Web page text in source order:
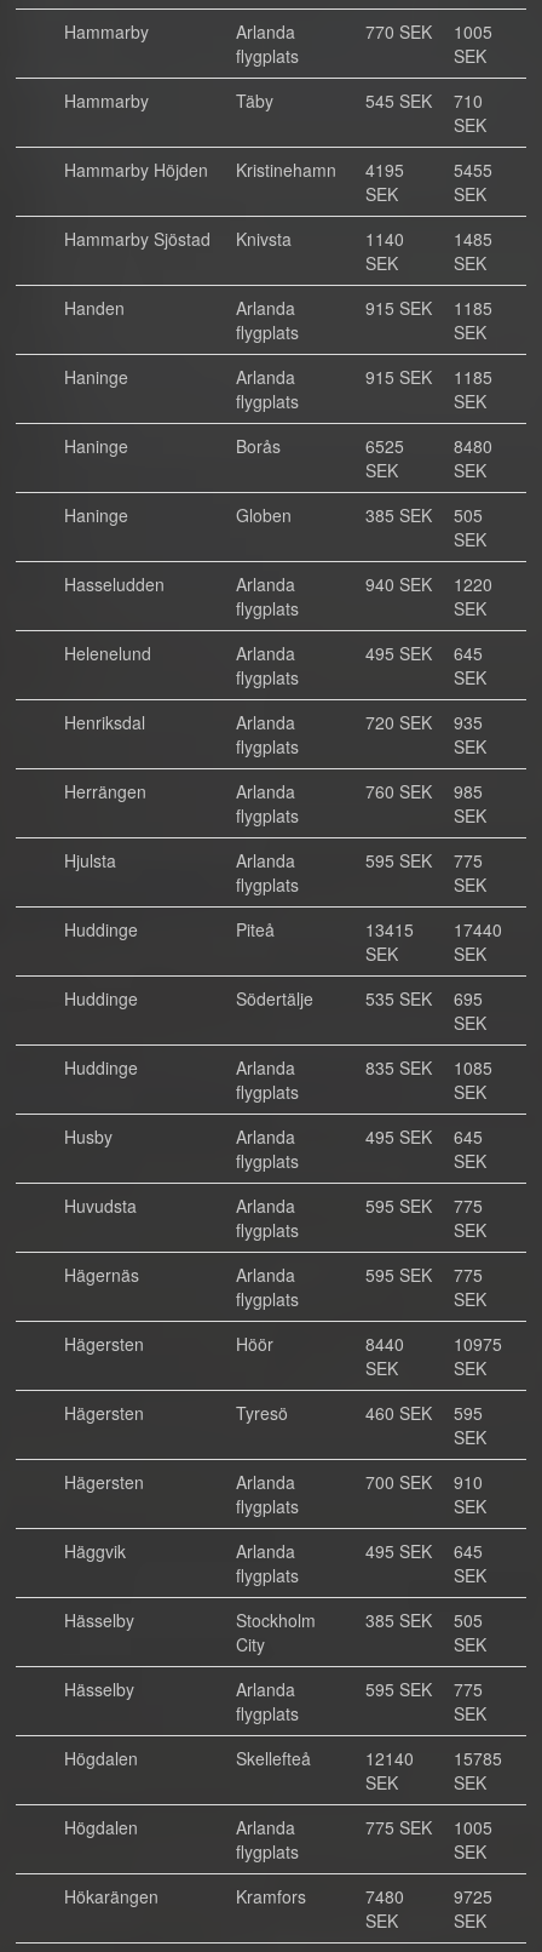
Hammarby
Arlanda
flygplats
770 SEK
1005
SEK
Hammarby
Täby 545 SEK
710
SEK
Hammarby Höjden
Kristinehamn
4195
SEK
5455
SEK
Hammarby Sjöstad
Knivsta
1140
SEK
1485
SEK
Handen
Arlanda
flygplats
915 SEK
1185
SEK
Haninge
Arlanda
flygplats
915 SEK
1185
SEK
Haninge
Borås
6525
SEK
8480
SEK
Haninge
Globen 385 SEK
505
SEK
Hasseludden
Arlanda
flygplats
940 SEK
1220
SEK
Helenelund
Arlanda
flygplats
495 SEK
645
SEK
Henriksdal
Arlanda
flygplats
720 SEK
935
SEK
Herrängen
Arlanda
flygplats
760 SEK
985
SEK
Hjulsta
Arlanda
flygplats
595 SEK
775
SEK
Huddinge
Piteå
13415
SEK
17440
SEK
Huddinge
Södertälje 535 SEK
695
SEK
Huddinge
Arlanda
flygplats
835 SEK
1085
SEK
Husby
Arlanda
flygplats
495 SEK
645
SEK
Huvudsta
Arlanda
flygplats
595 SEK
775
SEK
Hägernäs
Arlanda
flygplats
595 SEK
775
SEK
Hägersten
Höör
8440
SEK
10975
SEK
Hägersten
Tyresö 460 SEK
595
SEK
Hägersten
Arlanda
flygplats
700 SEK
910
SEK
Häggvik
Arlanda
flygplats
495 SEK
645
SEK
Hässelby
Stockholm
City
385 SEK
505
SEK
Hässelby
Arlanda
flygplats
595 SEK
775
SEK
Högdalen
Skellefteå
12140
SEK
15785
SEK
Högdalen
Arlanda
flygplats
775 SEK
1005
SEK
Hökarängen
Kramfors
7480
SEK
9725
SEK